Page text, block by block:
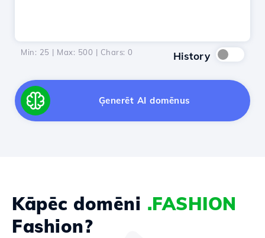
Min: 25 | Max: 500 | Chars: 0 History
Ģenerēt AI domēnus
Kāpēc domēni .FASHION
Fashion?